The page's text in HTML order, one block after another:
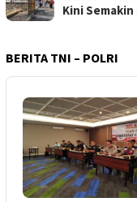
Kini
BERITA TNI – POLRI